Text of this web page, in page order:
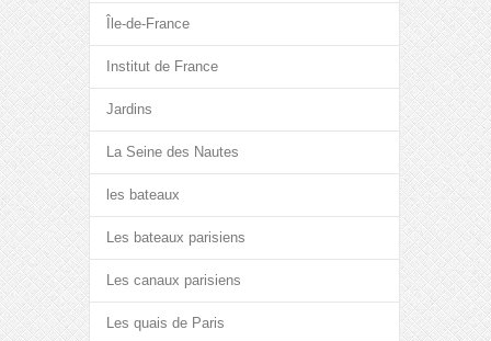
Île-de-France
Institut de France
Jardins
La Seine des Nautes
les bateaux
Les bateaux parisiens
Les canaux parisiens
Les quais de Paris